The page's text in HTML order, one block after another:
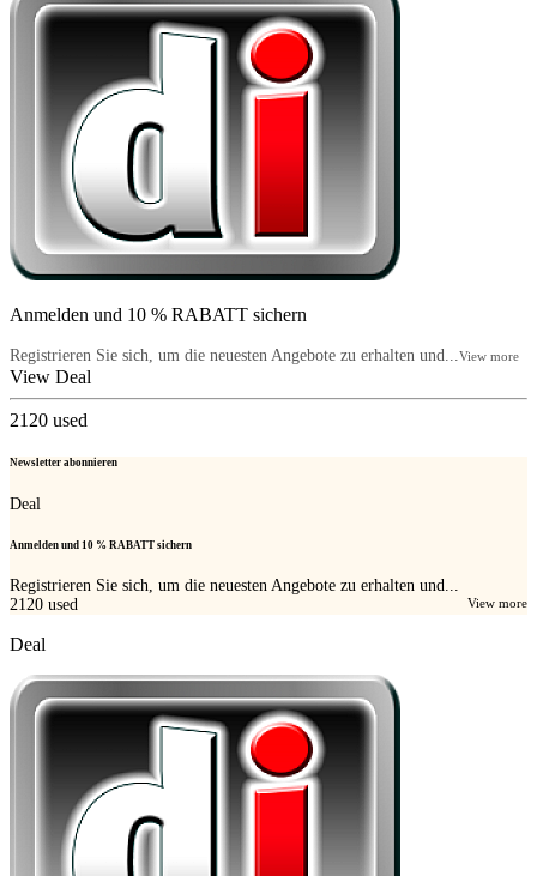
Anmelden und 10 % RABATT sichern
Registrieren Sie sich, um die neuesten Angebote zu erhalten und...View more
View Deal
2120 used
Newsletter abonnieren
Deal
Anmelden und 10 % RABATT sichern
Registrieren Sie sich, um die neuesten Angebote zu erhalten und...
View more
2120 used
Deal